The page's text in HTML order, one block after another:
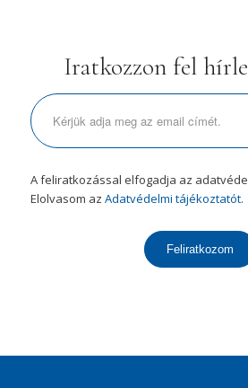
Iratkozzon fel
A feliratkozással elfogadja az
Elolvasom az Adatvédelmi tájékoztatót.
Feliratkozom